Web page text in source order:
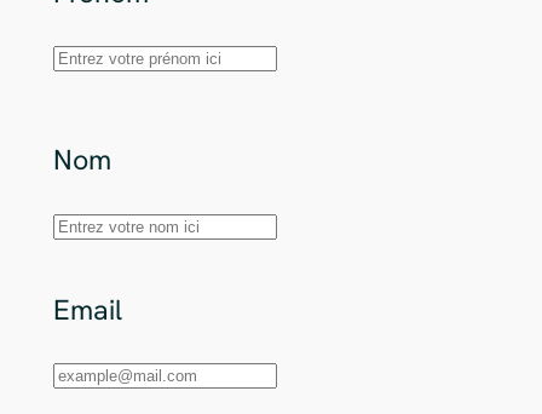
Nom
Email